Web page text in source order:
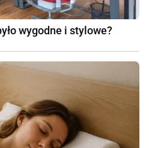
wygodne i stylowe?